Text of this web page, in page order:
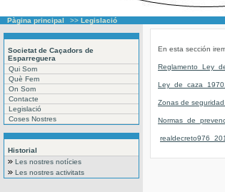
Pàgina principal >> Legislació
Societat de Caçadors de
Esparreguera
Qui Som
Què Fem
On Som
Contacte
Legislació
Coses Nostres
Historial
Les nostres notícies
Les nostres activitats
En esta sección
Zonas de